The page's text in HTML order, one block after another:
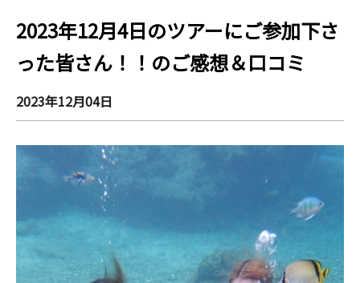
2023年12月4日のツアーにご参加下さ
った皆さん！！のご感想＆口コミ
2023年12月04日